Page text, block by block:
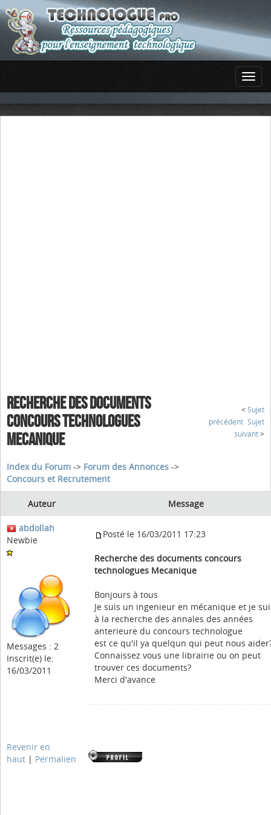
RECHERCHE DES DOCUMENTS
CONCOURS TECHNOLOGUES
MECANIQUE
< Sujet
précédent Sujet
suivant >
Index du Forum -> Forum des Annonces ->
Concours et Recrutement
Auteur Message
abdollah
Newbie
Messages : 2
Inscrit(e) le:
16/03/2011
Posté le 16/03/2011 17:23
Recherche des documents concours
technologues Mecanique
Bonjours à tous
Je suis un ingenieur en mécanique et je
à la recherche des annales des années
anterieure du concours technologue
est ce qu'il ya quelqun qui peut nous
Connaissez vous une librairie ou on peut
trouver ces documents?
Merci d'avance
Revenir en
haut | Permalien